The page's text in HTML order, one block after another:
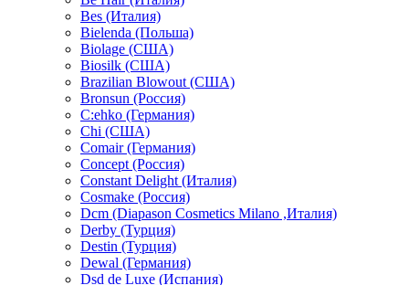
Bes (Италия)
Bielenda (Польша)
Biolage (США)
Biosilk (США)
Brazilian Blowout (США)
Bronsun (Россия)
C:ehko (Германия)
Chi (США)
Comair (Германия)
Concept (Россия)
Constant Delight (Италия)
Cosmake (Россия)
Dcm (Diapason Cosmetics Milano ,Италия)
Derby (Турция)
Destin (Турция)
Dewal (Германия)
Dsd de Luxe (Испания)